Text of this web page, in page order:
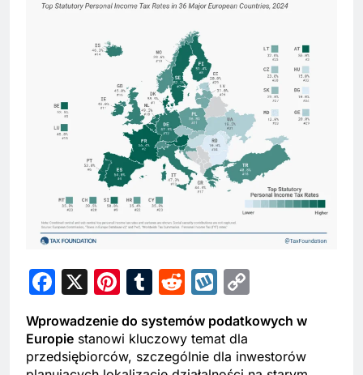
Facebook
X Pinterest
Tumblr
RedditWykop
Wprowadzenie do systemów podatkowych w
Europie stanowi kluczowy temat dla
przedsiębiorców, szczególnie dla inwestorów